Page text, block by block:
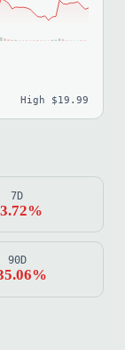
High $19.99
7D
90D